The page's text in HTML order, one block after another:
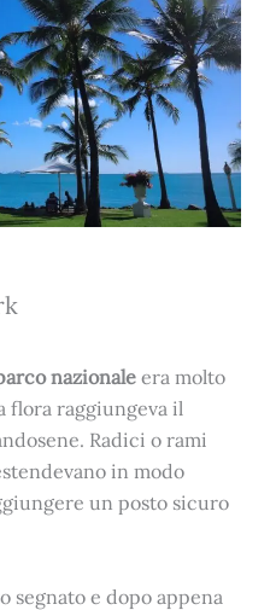
nazionaleera molto
flora raggiungeva il
Radici o rami
in modo
un posto sicuro
segnato e dopo appena